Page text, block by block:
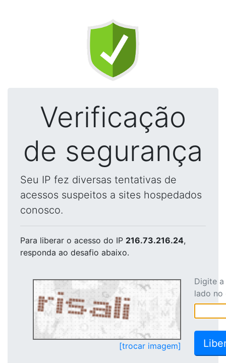
Verificação
de segurança
Seu IP fez diversas tentativas de
acessos suspeitos a sites hospedados
conosco.
Para liberar o acesso do IP 216.73.216.24,
responda ao desafio abaixo.
[trocar imagem]
Digite
lado no